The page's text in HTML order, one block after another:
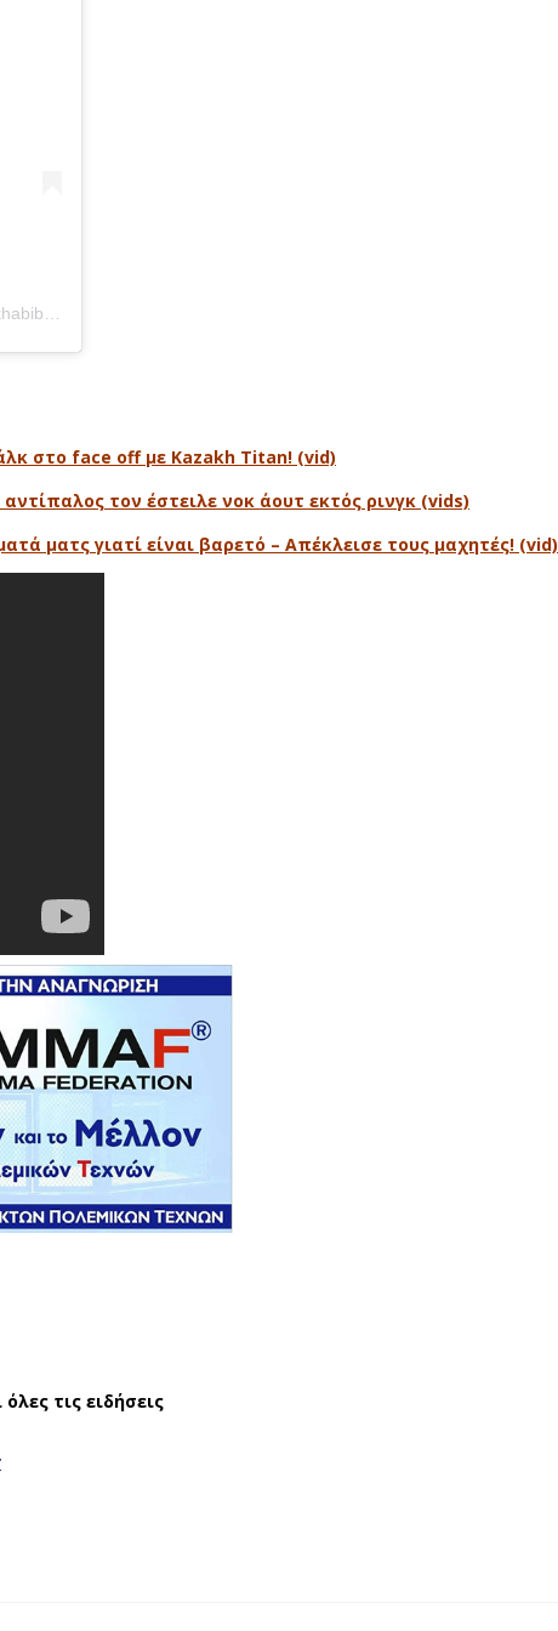
στο face off με Kazakh Titan! (vid)
τον έστειλε νοκ άουτ εκτός ρινγκ (vids)
ματς γιατί είναι βαρετό – Απέκλεισε τους μαχητές! (vid)
τις ειδήσεις